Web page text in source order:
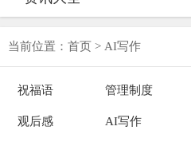
当前位置： 首页 > AI写作
祝福语 管理制度
观后感 AI写作